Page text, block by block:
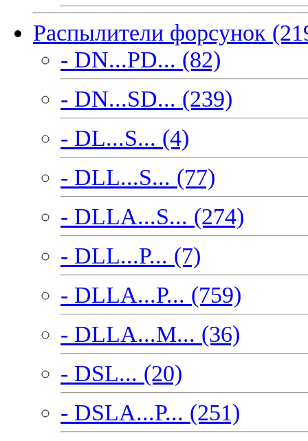
Распылители форсунок
- DN...PD... (82)
- DN...SD... (239)
- DL...S... (4)
- DLL...S... (77)
- DLLA...S... (274)
- DLL...P... (7)
- DLLA...P... (759)
- DLLA...M... (36)
- DSL... (20)
- DSLA...P... (251)